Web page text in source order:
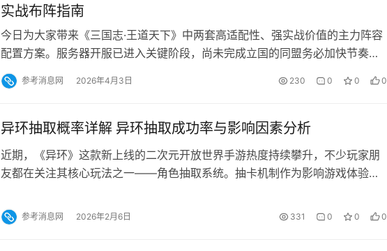
实战布阵指南
今日为大家带来《三国志·王道天下》中两套高适配性、强实战价值的主力阵容
配置方案。服务器开服已进入关键阶段，尚未完成立国的同盟务必加快节奏
——明日起，跨州玩家将正式交汇，资源争夺与阵营对抗将全面升级。当前窗
口期极为宝贵，本文精选两套兼顾发育效率与战斗强度的成型阵容，助您从容
荐度为五星。该…
参考消息网 2026年4月3日 230 0 0 0
异环抽取概率详解 异环抽取成功率与影响因素分析
近期，《异环》这款新上线的二次元开放世界手游热度持续攀升，不少玩家朋
友都在关注其核心玩法之一——角色抽取系统。抽卡机制作为影响游戏体验的
池的运作逻辑、概率设定与保底规则，帮助玩家建立清晰的抽取策略认知。 游
戏中用于角色抽取的专属货币为“调谐密钥”。卡池体系划分为三类：常驻卡
参考消息网 2026年2月6日 331 0 0 0